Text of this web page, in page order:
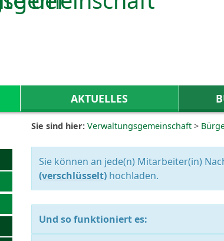
zur Startseitespringen.
AKTUELLES
Sie sind hier: Verwaltungsgemeinschaft >
Sie können an jede(n) Mitarbeiter(in)
(verschlüsselt) hochladen.
Und so funktioniert es: